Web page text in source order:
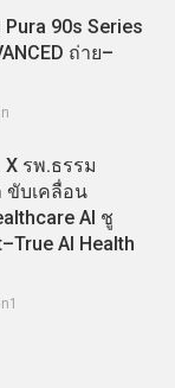
Pura 90s Series
ถ่าย–
รพ.ธรรม
ขับเคลื่อน
AI ชู
AI Health